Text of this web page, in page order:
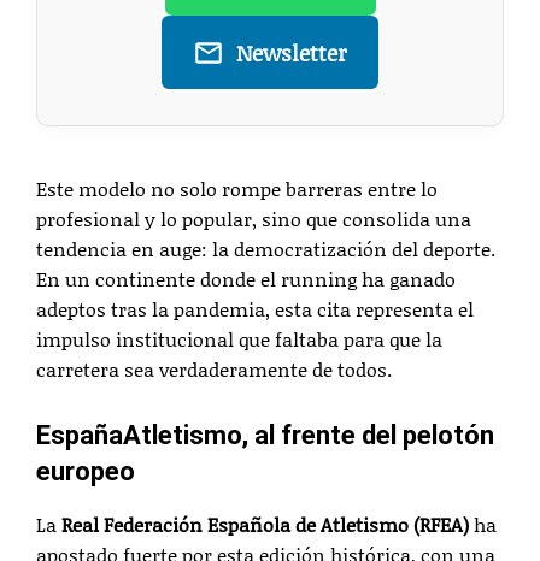
Newsletter
Este modelo no solo rompe barreras entre lo
profesional y lo popular, sino que consolida una
tendencia en auge: la democratización del deporte.
En un continente donde el running ha ganado
adeptos tras la pandemia, esta cita representa el
impulso institucional que faltaba para que la
carretera sea verdaderamente de todos.
EspañaAtletismo, al frente del pelotón
europeo
LaReal Federación Española de Atletismo (RFEA)ha
apostado fuerte por esta edición histórica, con una